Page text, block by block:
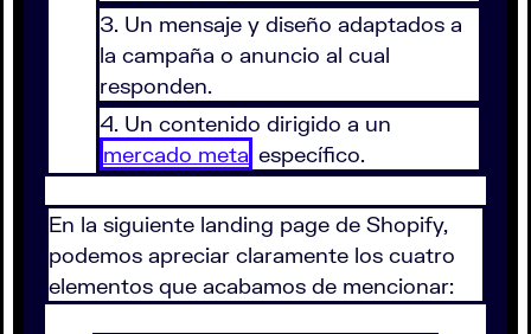
Un mensaje y diseño adaptados a
la campaña o anuncio al cual
responden.
Un contenido dirigido a un
mercado meta específico.
En la siguiente landing page de Shopify,
podemos apreciar claramente los cuatro
elementos que acabamos de mencionar: